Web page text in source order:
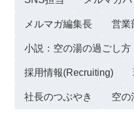
メルマガ編集長 営業
小説：空の湯の過ごし方
採用情報(Recruiting)
社長のつぶやき 空の